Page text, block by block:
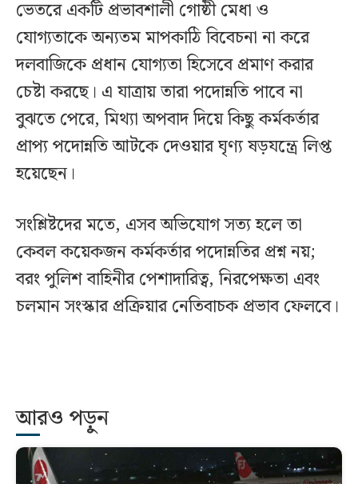
ভেতরে একটি প্রভাবশালী গোষ্ঠী মেধা ও
যোগ্যতাকে অন্যতম মাপকাঠি বিবেচনা না করে
দলবাজিকে প্রধান যোগ্যতা হিসেবে প্রমাণ করার
চেষ্টা করছে। এ যাত্রায় তারা পদোন্নতি পাবে না
বুঝতে পেরে, মিথ্যা অপবাদ দিয়ে কিছু কর্মকর্তার
প্রাপ্য পদোন্নতি আটকে দেওয়ার ঘৃণ্য ষড়যন্ত্রে লিপ্ত
হয়েছেন।
সংশ্লিষ্টদের মতে, এসব অভিযোগ সত্য হলে তা
কেবল কয়েকজন কর্মকর্তার পদোন্নতির প্রশ্ন নয়;
বরং পুলিশ বাহিনীর পেশাদারিত্ব, নিরপেক্ষতা এবং
চলমান সংস্কার প্রক্রিয়ার নেতিবাচক প্রভাব ফেলবে।
আরও পড়ুন